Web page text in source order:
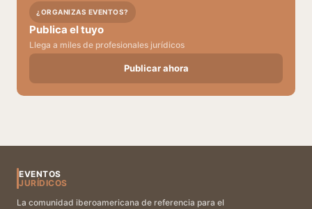
¿ORGANIZAS EVENTOS?
Publica el tuyo
Llega a miles de profesionales jurídicos
Publicar ahora
EVENTOS
JURÍDICOS
La comunidad iberoamericana de referencia para el